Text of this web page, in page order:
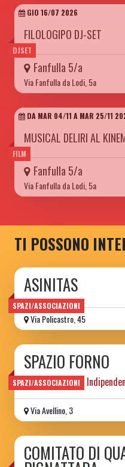
DJSET
GIO 16/07 2026
FILOLOGIPO DJ-SET
Fanfulla 5/a
Via Fanfulla da Lodi, 5a
FILM
DA MAR 04/11 A MAR 25/11
MUSICAL DELIRI AL
Fanfulla 5/a
Via Fanfulla da Lodi, 5a
TI POSSONO
SPAZI/ASSOCIAZIONI
ASINITAS
Via Policastro, 45
SPAZI/ASSOCIAZIONI
SPAZIO FORNO
Spazio Culturare
Via Avellino, 3
COMITATO DI